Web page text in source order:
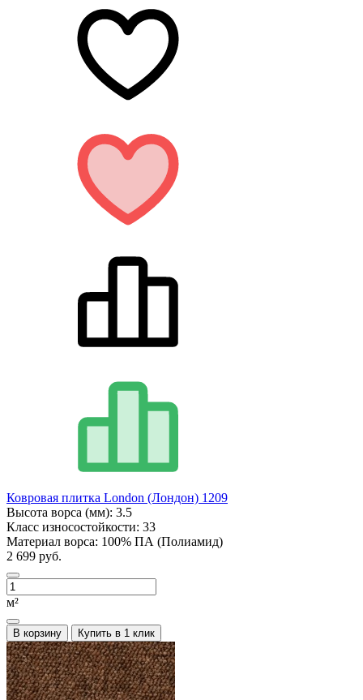
Ковровая плитка London (Лондон) 1209
Высота ворса (мм): 3.5
Класс износостойкости: 33
Материал ворса: 100% ПА (Полиамид)
2 699 руб.
м²
В корзину Купить в 1 клик